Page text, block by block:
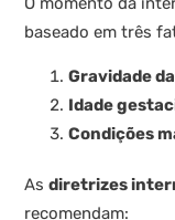
baseado em três
Gravidade
Idade
Condições
Asdiretrizes
recomendam: